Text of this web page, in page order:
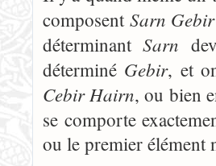
composent Sarn Gebir
déterminantSarn
déterminé Gebir, et
Cebir Hairn, ou bien
se comporte
ou le premier élément